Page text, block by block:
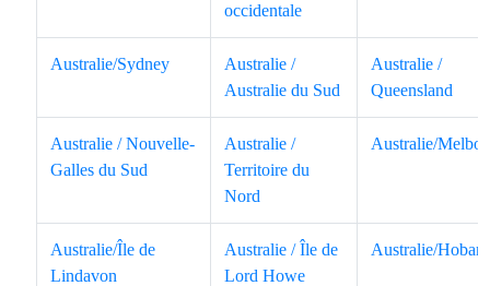
occidentale
Australie/Sydney
Australie /
Australie du Sud
Australie /
Queensland
Australie / Nouvelle-
Galles du Sud
Australie /
Territoire du
Nord
Australie/
Australie/Île de
Lindavon
Australie / Île de
Lord Howe
Australie/Hobart